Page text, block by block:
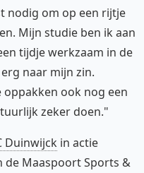
nodig om op een rijtje
Mijn studie ben ik aan
tijdje werkzaam in de
naar mijn zin.
ook nog een
zeker doen."
Duinwijck in actie
de Maaspoort Sports &